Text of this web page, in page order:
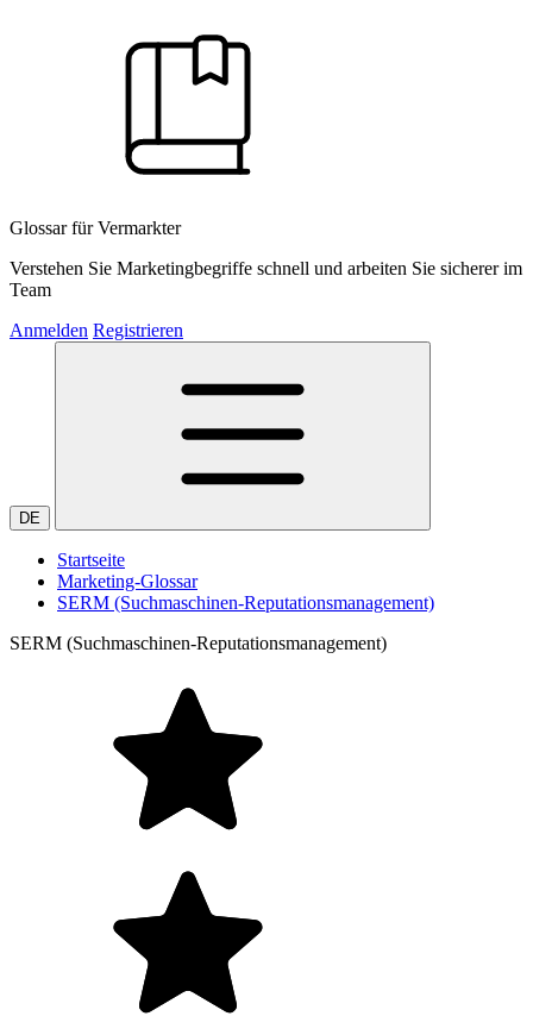
Glossar für Vermarkter
Verstehen Sie Marketingbegriffe schnell und arbeiten Sie sicherer im
Team
Anmelden Registrieren
DE
Startseite
Marketing-Glossar
SERM (Suchmaschinen-Reputationsmanagement)
SERM (Suchmaschinen-Reputationsmanagement)